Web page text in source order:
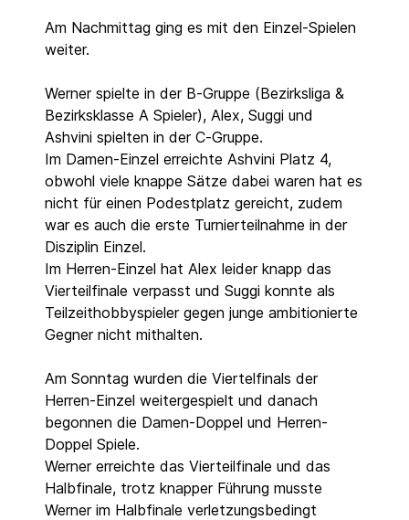
Am Nachmittag ging es mit den Einzel-Spielen
weiter.
Werner spielte in der B-Gruppe (Bezirksliga &
Bezirksklasse A Spieler), Alex, Suggi und
Ashvini spielten in der C-Gruppe.
Im Damen-Einzel erreichte Ashvini Platz 4,
obwohl viele knappe Sätze dabei waren hat es
nicht für einen Podestplatz gereicht, zudem
war es auch die erste Turnierteilnahme in der
Disziplin Einzel.
Im Herren-Einzel hat Alex leider knapp das
Vierteilfinale verpasst und Suggi konnte als
Teilzeithobbyspieler gegen junge ambitionierte
Gegner nicht mithalten.
Am Sonntag wurden die Viertelfinals der
Herren-Einzel weitergespielt und danach
begonnen die Damen-Doppel und Herren-
Doppel Spiele.
Werner erreichte das Vierteilfinale und das
Halbfinale, trotz knapper Führung musste
Werner im Halbfinale verletzungsbedingt